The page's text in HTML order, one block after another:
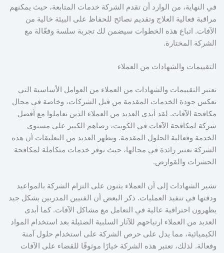
في النهاية، من الوارد أن تقدم الشركة خدمات المتابعة، حيث يمكنهم
مراقبة فعالية العلاج وتقديم نصائح للحفاظ على البيئة خالية من
الآفات. اتباع هذه الخطوات سيضمن لك تجربة سلسة وفعّالة مع
الشركة المختارة.
التقييمات والشهادات من العملاء
تعتبر التقييمات والشهادات من العملاء من العوامل الأساسية التي
تعكس جودة الخدمات المقدمة من قبل الشركات، وخاصة في مجال
مكافحة الآفات. لقد أبدى العديد من العملاء الذين تعاملوا مع أفضل
شركة لمكافحة الآفات في الكويت، رضاهم الكبير على مستوى
الخدمة وفعالية الحلول المقدمة. وتظهر العديد من التعليقات أن هذه
الشركة تعتبر رائدة في مجالها، حيث توفر خدمات متكاملة لمكافحة
الحشرات والقوارض.
تشير الشهادات إلى أن العملاء يثنون على التزام الشركة بالمواعيد
ودقتها في تنفيذ العمليات. ذكر البعض أن الفنيين المدربين بشكل جيد
يظهرون احترافية عالية في التعامل مع مشاكل الآفات. كما أبدى
العديد من العملاء ارتياحهم للآثار السلبية الضئيلة بعد استخدام المواد
الكيميائية، مما يدل على حرص الشركة على استخدام حلول آمنة
وفعالة. لذلك، تعتبر هذه الشركة خيارًا موثوقًا للقضاء على الآفات